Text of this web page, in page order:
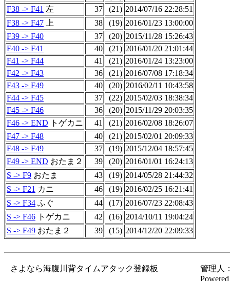
F38 -> F41 左 37 (21) 2014/07/16 22:28:51
F38 -> F47 上 38 (19) 2016/01/23 13:00:00
F39 -> F40
37 (20) 2015/11/28 15:26:43
F40 -> F41
40 (21) 2016/01/20 21:01:44
F41 -> F44
41 (21) 2016/01/24 13:23:00
F42 -> F43
36 (21) 2016/07/08 17:18:34
F43 -> F49
40 (20) 2016/02/11 10:43:58
F44 -> F45
37 (22) 2015/02/03 18:38:34
F45 -> F46
36 (20) 2015/11/29 20:03:35
F46 -> END トゲカニ 41 (21) 2016/02/08 18:26:07
F47 -> F48
40 (21) 2015/02/01 20:09:33
F48 -> F49
37 (19) 2015/12/04 18:57:45
F49 -> END おたま２ 39 (20) 2016/01/01 16:24:13
S -> F9 おたま 43 (19) 2014/05/28 21:44:32
S -> F21 カニ 46 (19) 2016/02/25 16:21:41
S -> F34 ふぐ 44 (17) 2016/07/23 22:08:43
S -> F46 トゲカニ 42 (16) 2014/10/11 19:04:24
S -> F49 おたま２ 39 (15) 2014/12/20 22:09:33
さよなら海腹川背タイムアタック登録板
管理人